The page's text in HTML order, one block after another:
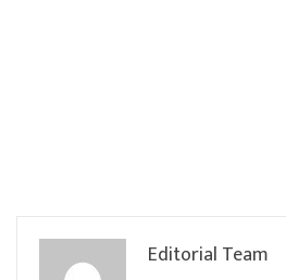
Editorial Team